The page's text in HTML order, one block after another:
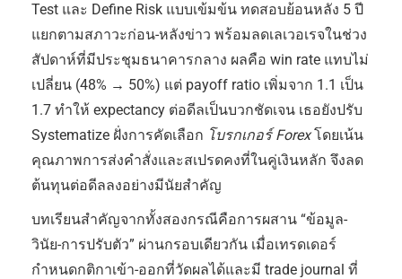
Test และ Define Risk แบบเข้มข้น ทดสอบย้อนหลัง 5 ปี
แยกตามสภาวะก่อน-หลังข่าว พร้อมลดเลเวอเรจในช่วง
สัปดาห์ที่มีประชุมธนาคารกลาง ผลคือ win rate แทบไม่
เปลี่ยน (48% → 50%) แต่ payoff ratio เพิ่มจาก 1.1 เป็น
1.7 ทำให้ expectancy ต่อดีลเป็นบวกชัดเจน เธอยังปรับ
Systematize ฝั่งการคัดเลือก โบรกเกอร์ Forexโดยเน้น
คุณภาพการส่งคำสั่งและสเปรดคงที่ในคู่เงินหลัก จึงลด
ต้นทุนต่อดีลลงอย่างมีนัยสำคัญ
บทเรียนสำคัญจากทั้งสองกรณีคือการผสาน “ข้อมูล-
วินัย-การปรับตัว” ผ่านกรอบเดียวกัน เมื่อเทรดเดอร์
กำหนดกติกาเข้า-ออกที่วัดผลได้และมี trade journal ที่